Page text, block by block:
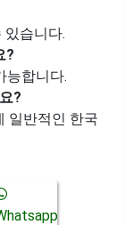
있습니다.
?
능합니다.
?
일반적인 한국